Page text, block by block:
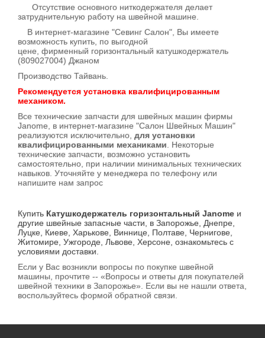
Отсутствие основного ниткодержателя делает
затруднительную работу на швейной машине.
В интернет-магазине "Севинг Салон", Вы имеете
возможность купить, по выгодной
цене, фирменный горизонтальный катушкодержатель
(809027004) Джаном
Производство Тайвань.
Рекомендуется установка квалифицированным
механиком.
Все технические запчасти для швейных машин фирмы
Janome, в интернет-магазине "Салон Швейных Машин"
реализуются исключительно, для установки
квалифицированными механиками . Некоторые
технические запчасти, возможно установить
самостоятельно, при наличии минимальных технических
навыков. Уточняйте у менеджера по телефону или
напишите нам запрос
Купить Катушкодержатель горизонтальный Janome и
другие швейные запасные части, в Запорожье, Днепре,
Луцке, Киеве, Харькове, Виннице, Полтаве, Чернигове,
Житомире, Ужгороде, Львове, Херсоне, ознакомьтесь с
условиями доставки.
Если у Вас возникли вопросы по покупке швейной
машины, прочтите -- «Вопросы и ответы для покупателей
швейной техники в Запорожье». Если вы не нашли ответа,
воспользуйтесь формой обратной связи.